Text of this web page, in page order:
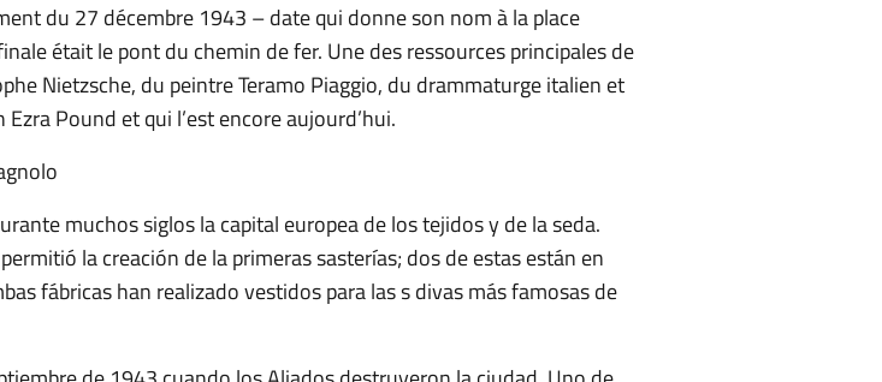
du 27 décembre 1943 – date qui donne son nom à la place
était le pont du chemin de fer. Une des ressources principales de
Nietzsche, du peintre Teramo Piaggio, du drammaturge italien et
Pound et qui l’est encore aujourd’hui.
muchos siglos la capital europea de los tejidos y de la seda.
la creación de la primeras sasterías; dos de estas están en
fábricas han realizado vestidos para las s divas más famosas de